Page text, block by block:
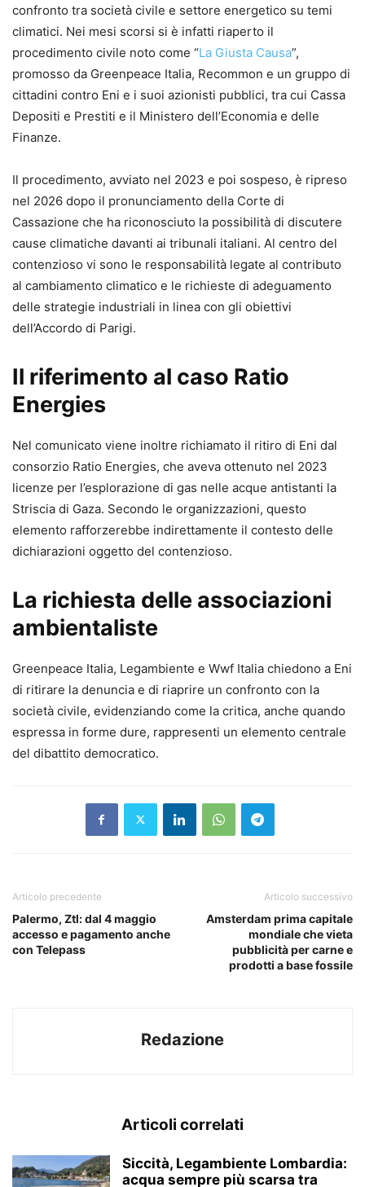
confronto tra società civile e settore energetico su temi
climatici. Nei mesi scorsi si è infatti riaperto il
procedimento civile noto come “La Giusta Causa”,
promosso da Greenpeace Italia, Recommon e un gruppo di
cittadini contro Eni e i suoi azionisti pubblici, tra cui Cassa
Depositi e Prestiti e il Ministero dell’Economia e delle
Finanze.
Il procedimento, avviato nel 2023 e poi sospeso, è ripreso
nel 2026 dopo il pronunciamento della Corte di
Cassazione che ha riconosciuto la possibilità di discutere
cause climatiche davanti ai tribunali italiani. Al centro del
contenzioso vi sono le responsabilità legate al contributo
al cambiamento climatico e le richieste di adeguamento
delle strategie industriali in linea con gli obiettivi
dell’Accordo di Parigi.
Il riferimento al caso Ratio
Energies
Nel comunicato viene inoltre richiamato il ritiro di Eni dal
consorzio Ratio Energies, che aveva ottenuto nel 2023
licenze per l’esplorazione di gas nelle acque antistanti la
Striscia di Gaza. Secondo le organizzazioni, questo
elemento rafforzerebbe indirettamente il contesto delle
dichiarazioni oggetto del contenzioso.
La richiesta delle associazioni
ambientaliste
Greenpeace Italia, Legambiente e Wwf Italia chiedono a Eni
di ritirare la denuncia e di riaprire un confronto con la
società civile, evidenziando come la critica, anche quando
espressa in forme dure, rappresenti un elemento centrale
del dibattito democratico.
Articolo precedente
Palermo, Ztl: dal 4 maggio
accesso e pagamento anche
con Telepass
Articolo successivo
Amsterdam prima capitale
mondiale che vieta
pubblicità per carne e
prodotti a base fossile
Redazione
Articoli correlati
Siccità, Legambiente Lombardia:
acqua sempre più scarsa tra